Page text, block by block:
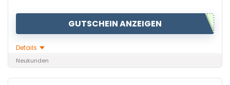
GUTSCHEIN ANZEIGEN
Details
Neukunden